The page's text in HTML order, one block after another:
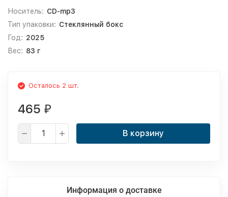
Носитель: CD-mp3
Тип упаковки: Стеклянный бокс
Год: 2025
Вес: 83 г
Осталось 2 шт.
465 ₽
В корзину
Информация о доставке